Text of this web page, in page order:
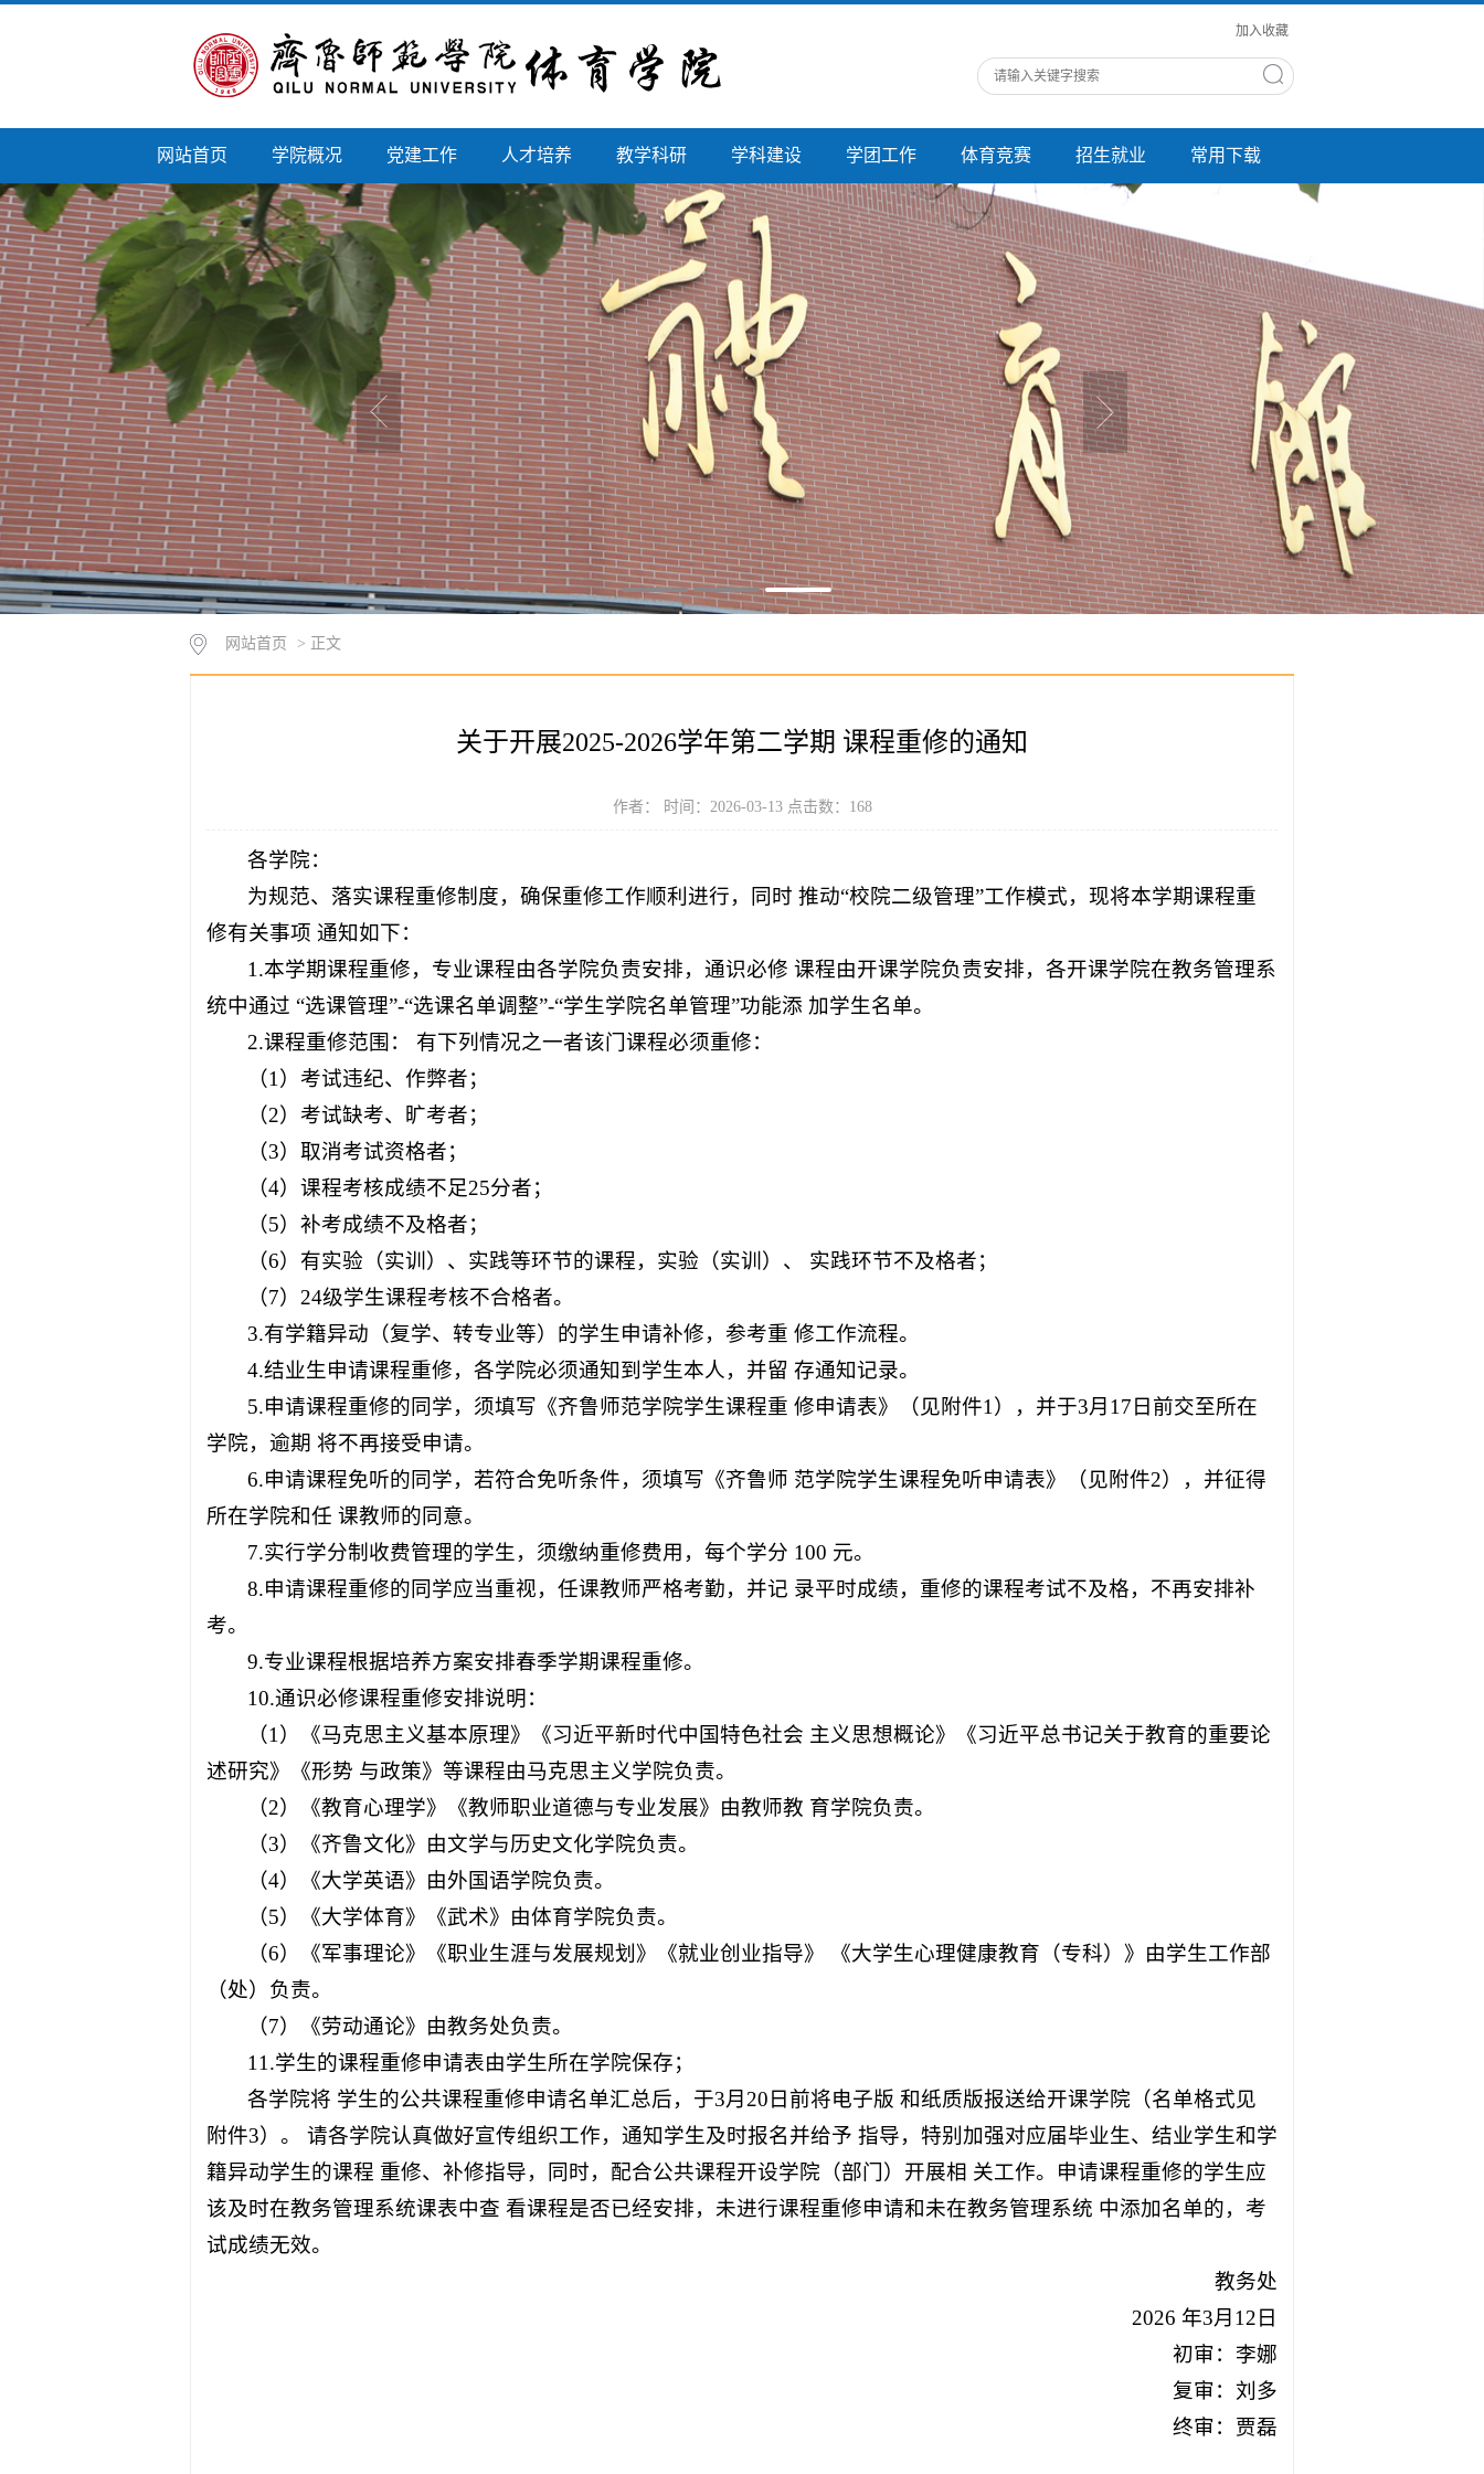
加入收藏
网站首页 学院概况 党建工作 人才培养 教学科研 学科建设 学团工作 体育竞赛 招生就业 常用下载
网站首页 > 正文
关于开展2025-2026学年第二学期 课程重修的通知
作者： 时间：2026-03-13 点击数： 168
各学院：
为规范、落实课程重修制度，确保重修工作顺利进行，同时 推动“校院二级管理”工作模式，现将本学期课程重
修有关事项 通知如下：
1.本学期课程重修，专业课程由各学院负责安排，通识必修 课程由开课学院负责安排，各开课学院在教务管理系
统中通过 “选课管理”-“选课名单调整”-“学生学院名单管理”功能添 加学生名单。
2.课程重修范围： 有下列情况之一者该门课程必须重修：
（1）考试违纪、作弊者；
（2）考试缺考、旷考者；
（3）取消考试资格者；
（4）课程考核成绩不足25分者；
（5）补考成绩不及格者；
（6）有实验（实训）、实践等环节的课程，实验（实训）、 实践环节不及格者；
（7）24级学生课程考核不合格者。
3.有学籍异动（复学、转专业等）的学生申请补修，参考重 修工作流程。
4.结业生申请课程重修，各学院必须通知到学生本人，并留 存通知记录。
5.申请课程重修的同学，须填写《齐鲁师范学院学生课程重 修申请表》（见附件1），并于3月17日前交至所在
学院，逾期 将不再接受申请。
6.申请课程免听的同学，若符合免听条件，须填写《齐鲁师 范学院学生课程免听申请表》（见附件2），并征得
所在学院和任 课教师的同意。
7.实行学分制收费管理的学生，须缴纳重修费用，每个学分 100 元。
8.申请课程重修的同学应当重视，任课教师严格考勤，并记 录平时成绩，重修的课程考试不及格，不再安排补
考。
9.专业课程根据培养方案安排春季学期课程重修。
10.通识必修课程重修安排说明：
（1）《马克思主义基本原理》《习近平新时代中国特色社会 主义思想概论》《习近平总书记关于教育的重要论
述研究》《形势 与政策》等课程由马克思主义学院负责。
（2）《教育心理学》《教师职业道德与专业发展》由教师教 育学院负责。
（3）《齐鲁文化》由文学与历史文化学院负责。
（4）《大学英语》由外国语学院负责。
（5）《大学体育》《武术》由体育学院负责。
（6）《军事理论》《职业生涯与发展规划》《就业创业指导》 《大学生心理健康教育（专科）》由学生工作部
（处）负责。
（7）《劳动通论》由教务处负责。
11.学生的课程重修申请表由学生所在学院保存；
各学院将 学生的公共课程重修申请名单汇总后，于3月20日前将电子版 和纸质版报送给开课学院（名单格式见
附件3）。 请各学院认真做好宣传组织工作，通知学生及时报名并给予 指导，特别加强对应届毕业生、结业学生和学
籍异动学生的课程 重修、补修指导，同时，配合公共课程开设学院（部门）开展相 关工作。申请课程重修的学生应
该及时在教务管理系统课表中查 看课程是否已经安排，未进行课程重修申请和未在教务管理系统 中添加名单的，考
试成绩无效。
教务处
2026 年3月12日
初审：李娜
复审：刘多
终审：贾磊